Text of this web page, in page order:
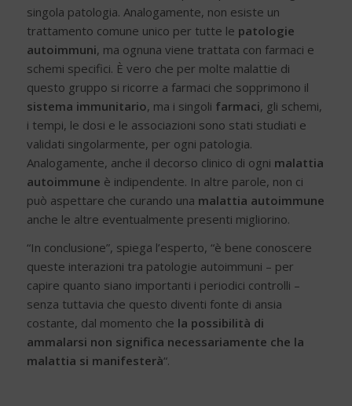
singola patologia. Analogamente, non esiste un
trattamento comune unico per tutte le patologie
autoimmuni, ma ognuna viene trattata con farmaci e
schemi specifici. È vero che per molte malattie di
questo gruppo si ricorre a farmaci che sopprimono il
sistema immunitario, ma i singoli farmaci, gli schemi,
i tempi, le dosi e le associazioni sono stati studiati e
validati singolarmente, per ogni patologia.
Analogamente, anche il decorso clinico di ogni malattia
autoimmune è indipendente. In altre parole, non ci
può aspettare che curando una malattia autoimmune
anche le altre eventualmente presenti migliorino.
“In conclusione”, spiega l’esperto, “è bene conoscere
queste interazioni tra patologie autoimmuni – per
capire quanto siano importanti i periodici controlli –
senza tuttavia che questo diventi fonte di ansia
costante, dal momento che la possibilità di
ammalarsi non significa necessariamente che la
malattia si manifesterà“.